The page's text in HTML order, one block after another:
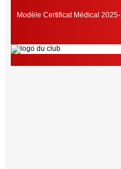
Modèle Certificat Médical